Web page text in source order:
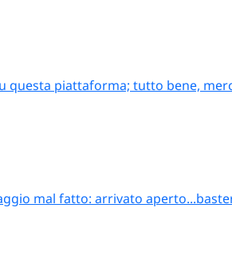
questa piattaforma; tutto bene,
mal fatto: arrivato